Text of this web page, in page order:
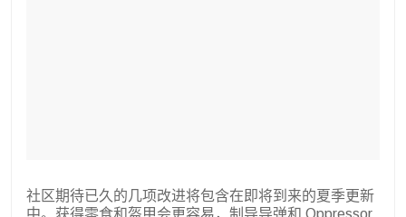
社区期待已久的几项改进将包含在即将到来的夏季更新
中。获得零食和盔甲会更容易，制导导弹和 Oppressor